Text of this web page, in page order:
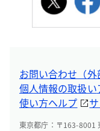
お問い合わせ（外
個人情報の取扱い
使い方ヘルプ
東京都庁：〒163-8001